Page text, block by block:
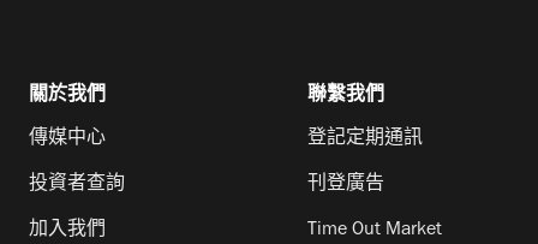
關於我們
傳媒中心
投資者查詢
加入我們
聯繫我們
登記定期通訊
刊登廣告
Time Out Market